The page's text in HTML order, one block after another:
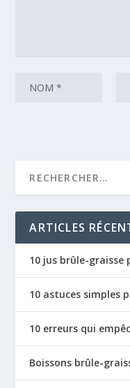
ARTICLES
10 jus brûle-graisse
10 astuces simples
10 erreurs qui
Boissons brûle-